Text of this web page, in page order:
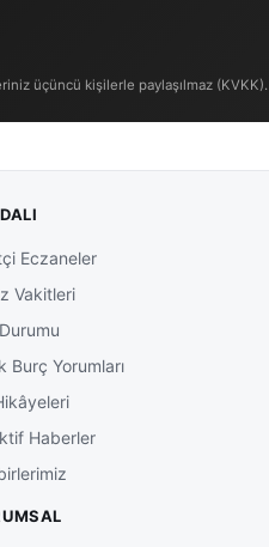
üçüncü kişilerle paylaşılmaz (KVKK).
Eczaneler
Vakitleri
Burç Yorumları
Haberler